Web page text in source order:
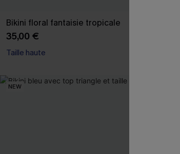
Bikini floral fantaisie tropicale
35,00 €
Taille haute
NEW